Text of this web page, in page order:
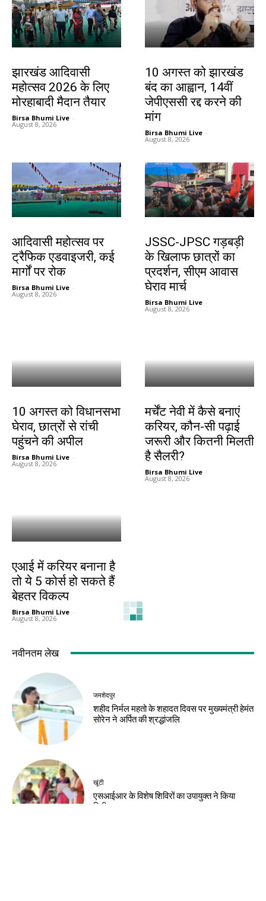
झारखंड आदिवासी
महोत्सव 2026 के लिए
मोरहाबादी मैदान तैयार
Birsa Bhumi Live -
August 8, 2026
10 अगस्त को झारखंड
बंद का आह्वान, 14वीं
जेपीएससी रद्द करने की
मांग
Birsa Bhumi Live -
August 8, 2026
आदिवासी महोत्सव पर
ट्रैफिक एडवाइजरी, कई
मार्गों पर रोक
Birsa Bhumi Live -
August 8, 2026
JSSC-JPSC गड़बड़ी
के खिलाफ छात्रों का
प्रदर्शन, सीएम आवास
घेराव मार्च
Birsa Bhumi Live -
August 8, 2026
10 अगस्त को विधानसभा
घेराव, छात्रों से रांची
पहुंचने की अपील
Birsa Bhumi Live -
August 8, 2026
मर्चेंट नेवी में कैसे बनाएं
करियर, कौन-सी पढ़ाई
जरूरी और कितनी मिलती
है सैलरी?
Birsa Bhumi Live -
August 8, 2026
एआई में करियर बनाना है
तो ये 5 कोर्स हो सकते हैं
बेहतर विकल्प
Birsa Bhumi Live -
August 8, 2026
नवीनतम लेख
जमशेदपुर
शहीद निर्मल महतो के शहादत दिवस पर मुख्यमंत्री हेमंत
सोरेन ने अर्पित की श्रद्धांजलि
खूंटी
एसआईआर के विशेष शिविरों का उपायुक्त ने किया
निरीक्षण